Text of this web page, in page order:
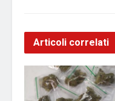
Articoli correlati